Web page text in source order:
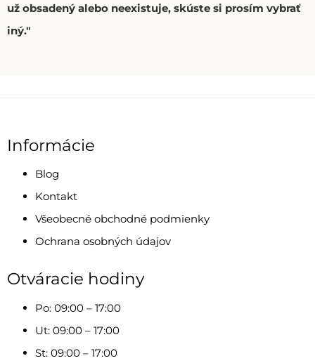
už obsadený alebo neexistuje, skúste si prosím vybrať
iný."
Informácie
Blog
Kontakt
Všeobecné obchodné podmienky
Ochrana osobných údajov
Otváracie hodiny
Po: 09:00 – 17:00
Ut: 09:00 – 17:00
St: 09:00 – 17:00